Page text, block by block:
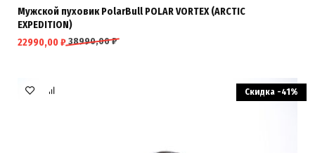
Мужской пуховик PolarBull POLAR VORTEX (ARCTIC
EXPEDITION)
38990,00₽
22990,00₽
Скидка -41%